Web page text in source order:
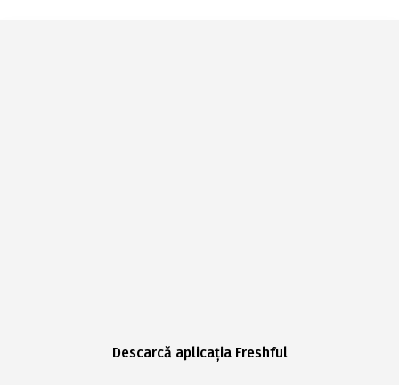
Descarcă aplicația Freshful